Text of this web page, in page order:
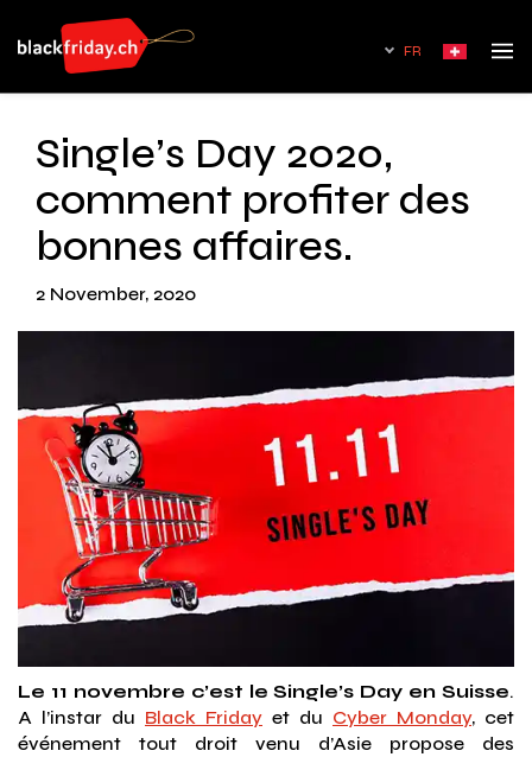
FR
Single’s Day 2020,
comment profiter des
bonnes affaires.
2 November, 2020
Le 11 novembre c’est le Single’s Day en Suisse.
A l’instar du Black Friday et du Cyber Monday, cet
événement tout droit venu d’Asie propose des